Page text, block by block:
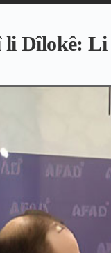
Dîlokê: Li